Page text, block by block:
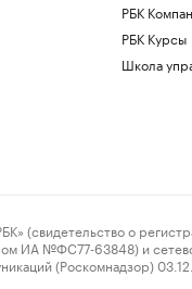
РБК
РБК Курсы
Школа
о
ИА №ФС77-63848) и
(Роскомнадзор)